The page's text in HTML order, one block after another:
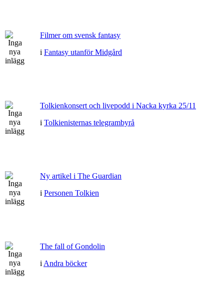
Filmer om svensk fantasy
i Fantasy utanför Midgård
Tolkienkonsert och livepodd i Nacka kyrka 25/11
i Tolkienisternas telegrambyrå
Ny artikel i The Guardian
i Personen Tolkien
The fall of Gondolin
i Andra böcker